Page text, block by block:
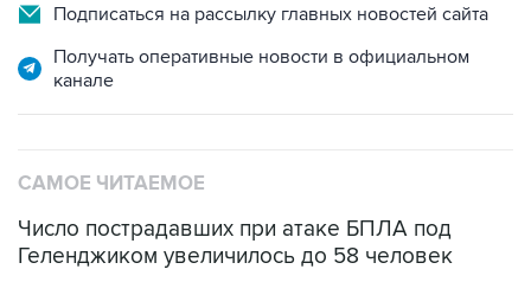
Подписаться на рассылку главных новостей сайта
Получать оперативные новости в официальном
канале
САМОЕ ЧИТАЕМОЕ
Число пострадавших при атаке БПЛА под
Геленджиком увеличилось до 58 человек